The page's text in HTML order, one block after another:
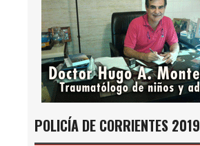
POLICÍA DE CORRIENTES 2019